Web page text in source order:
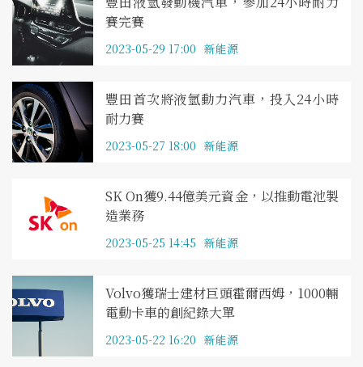
賽完賽
2023-05-29 17:00 新能源
豐田首次將液氫動力汽車，投入24小時
耐力賽
2023-05-27 18:00 新能源
SK On獲9.44億美元資金，以推動電池製
造業務
2023-05-25 14:45 新能源
Volvo獲瑞士建材巨頭霍爾西姆，1000輛
電動卡車的創紀錄大單
2023-05-22 16:20 新能源